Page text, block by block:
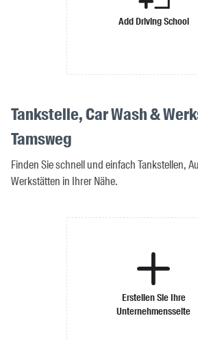
Add Driving School
Tankstelle, Car Wash &
Tamsweg
Finden Sie schnell und einfach Tankstellen,
Werkstätten in Ihrer Nähe.
Erstellen Sie Ihre
Unternehmensseite